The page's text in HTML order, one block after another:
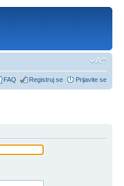
FAQ Registruj se Prijavite se